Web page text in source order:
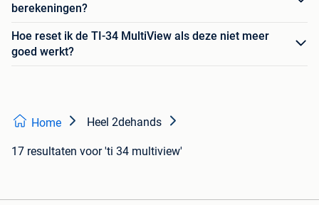
berekeningen?
Hoe reset ik de TI-34 MultiView als deze niet meer
goed werkt?
Home Heel 2dehands
17 resultaten voor 'ti 34 multiview'